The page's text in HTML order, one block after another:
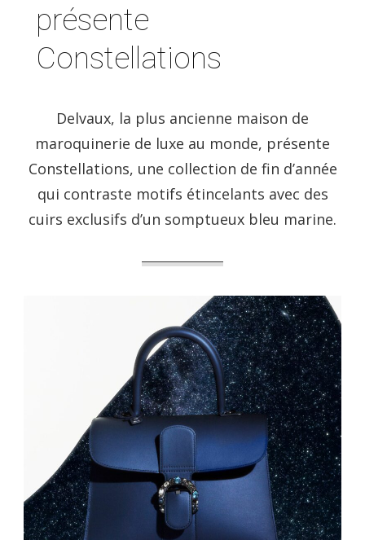
présente
Constellations
Delvaux, la plus ancienne maison de
maroquinerie de luxe au monde, présente
Constellations, une collection de fin d’année
qui contraste motifs étincelants avec des
cuirs exclusifs d’un somptueux bleu marine.